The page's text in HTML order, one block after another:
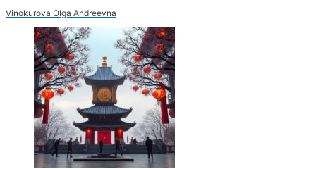
Vinokurova Olga Andreevna